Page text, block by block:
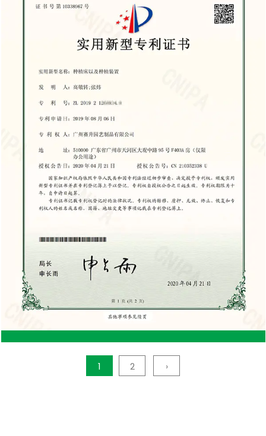
lackiert werden können, fehlt ihnen die warme,
natürliche Optik, die Holz bietet.
Anschaffungskosten: Stahlschuppen haben im
Vergleich zu Holzschuppen tendenziell höhere
Vorabkosten, obwohl sie aufgrund der geringeren
können. Nachteile eines Lagerschuppens aus Holz
Wartungsanforderungen: Holz erfordert
regelmäßige Wartung, um es in gutem Zustand zu
halten. Dazu gehört die Behandlung des Holzes, um
Fäulnis vorzubeugen, das Neuanstreichen, um
Witterungsschäden zu vermeiden, und die
Sicherstellung, dass es frei von Schädlingen bleibt.
Anfälligkeit für Schädlinge: Holzschuppen sind
anfälliger für Schäden durch Termiten, Fäulnis und
andere Schädlinge, die bei unsachgemäßer
verkürzen können. Anfälligkeit für
1 2 ›